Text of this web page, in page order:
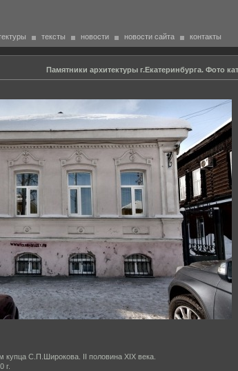
тексты новости новости сайта контакты
Памятники архитектуры г.Екатеринбурга. Фото
С.П.Широкова. II половина XIX века.
г.